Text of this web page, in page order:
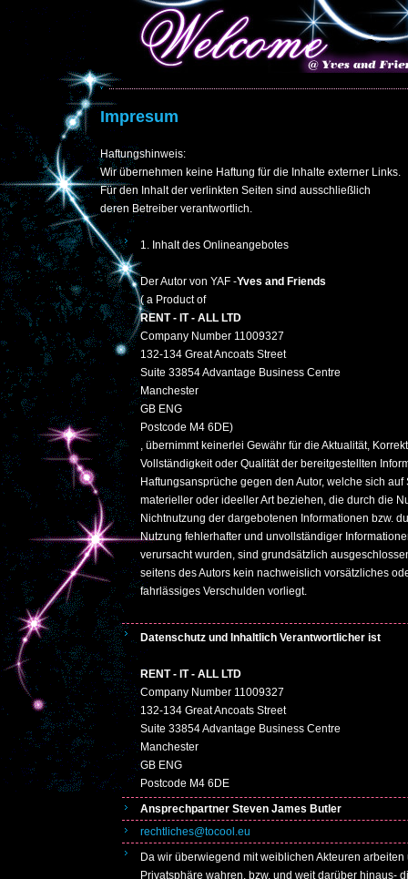
Impresum
Haftungshinweis:
Wir übernehmen keine Haftung für die Inhalte externer Links.
Für den Inhalt der verlinkten Seiten sind ausschließlich
deren Betreiber verantwortlich.
1. Inhalt des Onlineangebotes
Der Autor von YAF -Yves and Friends
( a Product of
RENT - IT - ALL LTD
Company Number 11009327
132-134 Great Ancoats Street
Suite 33854 Advantage Business Centre
Manchester
GB ENG
Postcode M4 6DE)
, übernimmt keinerlei Gewähr für die Aktualität,
Vollständigkeit oder Qualität der bereitgestellten
Haftungsansprüche gegen den Autor, welche sich auf
materieller oder ideeller Art beziehen, die durch die
Nichtnutzung der dargebotenen Informationen bzw.
Nutzung fehlerhafter und unvollständiger
verursacht wurden, sind grundsätzlich
seitens des Autors kein nachweislich vorsätzliches
fahrlässiges Verschulden vorliegt.
Datenschutz und Inhaltlich Verantwortlicher ist
RENT - IT - ALL LTD
Company Number 11009327
132-134 Great Ancoats Street
Suite 33854 Advantage Business Centre
Manchester
GB ENG
Postcode M4 6DE
Ansprechpartner Steven James Butler
rechtliches@tocool.eu
Da wir überwiegend mit weiblichen Akteuren arbeiten
Privatsphäre wahren, bzw. und weit darüber hinaus-